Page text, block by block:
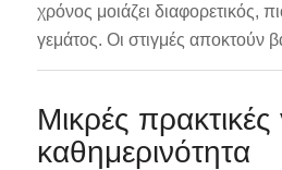
χρόνος μοιάζει διαφορετικός,
γεμάτος. Οι στιγμές αποκτούν
Μικρές πρακτικές
καθημερινότητα